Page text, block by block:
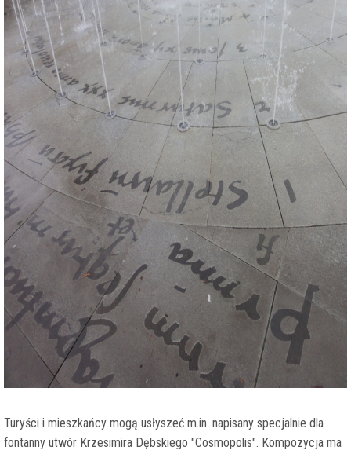
Turyści i mieszkańcy mogą usłyszeć m.in. napisany specjalnie dla
fontanny utwór Krzesimira Dębskiego "Cosmopolis". Kompozycja ma